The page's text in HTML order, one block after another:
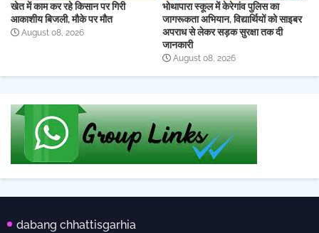
खेत में काम कर रहे किसान पर गिरी
आकाशीय बिजली, मौके पर मौत
August 08, 2026
भोथापारा स्कूल में केरेगांव पुलिस का
जागरूकता अभियान, विद्यार्थियों को साइबर
अपराध से लेकर सड़क सुरक्षा तक दी
जानकारी
August 08, 2026
dabang chhattisgarhia